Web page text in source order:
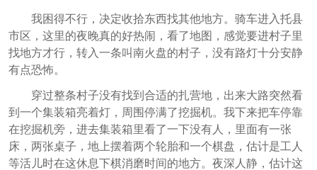
我困得不行，决定收拾东西找其他地方。骑车进入托县
市区，这里的夜晚真的好热闹，看了地图，感觉要进村子里
找地方才行，转入一条叫南火盘的村子，没有路灯十分安静
有点恐怖。
穿过整条村子没有找到合适的扎营地，出来大路突然看
到一个集装箱亮着灯，周围停满了挖掘机。我下来把车停靠
在挖掘机旁，进去集装箱里看了一下没有人，里面有一张
床，两张桌子，地上摆着两个轮胎和一个棋盘，估计是工人
等活儿时在这休息下棋消磨时间的地方。夜深人静，估计这